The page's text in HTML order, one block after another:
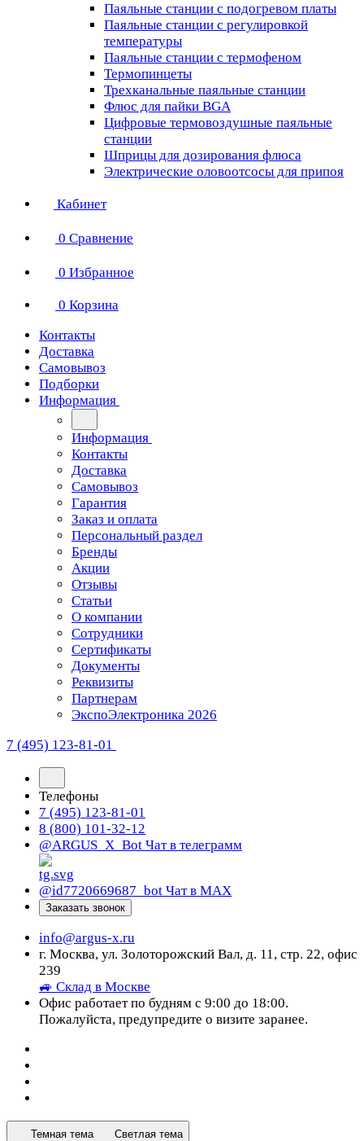
Паяльные станции с подогревом платы
Паяльные станции с регулировкой
температуры
Паяльные станции с термофеном
Термопинцеты
Трехканальные паяльные станции
Флюс для пайки BGA
Цифровые термовоздушные паяльные
станции
Шприцы для дозирования флюса
Электрические оловоотсосы для припоя
Кабинет
0 Сравнение
0 Избранное
0 Корзина
Контакты
Доставка
Самовывоз
Подборки
Информация
Информация
Контакты
Доставка
Самовывоз
Гарантия
Заказ и оплата
Персональный раздел
Бренды
Акции
Отзывы
Статьи
О компании
Сотрудники
Сертификаты
Документы
Реквизиты
Партнерам
ЭкспоЭлектроника 2026
7 (495) 123-81-01
Телефоны
7 (495) 123-81-01
8 (800) 101-32-12
@ARGUS_X_Bot Чат в телеграмм
@id7720669687_bot Чат в МАХ
Заказать звонок
info@argus-x.ru
г. Москва, ул. Золоторожский Вал, д. 11, стр. 22, офис
239
🚙 Склад в Москве
Офис работает по будням с 9:00 до 18:00.
Пожалуйста, предупредите о визите заранее.
Темная тема Светлая тема